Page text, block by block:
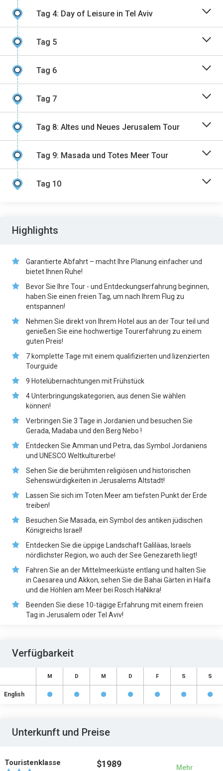
Tag 4: Day of Leisure in Tel Aviv
Tag 5
Tag 6
Tag 7
Tag 8: Altes und Neues Jerusalem Tour
Tag 9: Masada und Totes Meer Tour
Tag 10
Highlights
Garantierte Abfahrt – macht Ihre Planung einfacher und
bietet Ihnen Ruhe!
Bevor Sie Ihre Tour - und Entdeckungserfahrung beginnen,
haben Sie einen freien Tag, um nach Ihrem Flug zu
entspannen!
Nehmen Sie direkt von Ihrem Hotel aus an der Tour teil und
genießen Sie eine hochwertige Tourerfahrung zu einem
guten Preis!
7 komplette Tage mit einem qualifizierten und lizenzierten
Tourguide
9 Hotelübernachtungen mit Frühstück
4 Unterbringungskategorien, aus denen Sie wählen
können!
Verbringen Sie 3 Tage in Jordanien und besuchen Sie
Gerada, Madaba und den Berg Nebo !
Entdecken Sie Amman und Petra, das Symbol Jordaniens
und UNESCO Weltkulturerbe!
Sehen Sie die berühmten religiösen und historischen
Sehenswürdigkeiten in Jerusalems Altstadt!
Lassen Sie sich im Toten Meer am tiefsten Punkt der Erde
treiben!
Besuchen Sie Masada, ein Symbol des antiken jüdischen
Königreichs Israel!
Entdecken Sie die üppige Landschaft Galiläas, Israels
nördlichster Region, wo auch der See Genezareth liegt!
Fahren Sie an der Mittelmeerküste entlang und halten Sie
in Caesarea und Akkon, sehen Sie die Bahai Gärten in Haifa
und die Höhlen am Meer bei Rosch HaNikra!
Beenden Sie diese 10-tägige Erfahrung mit einem freien
Tag in Jerusalem oder Tel Aviv!
Verfügbarkeit
M D M D F S S
English
Unterkunft und Preise
Touristenklasse $1989 Mehr